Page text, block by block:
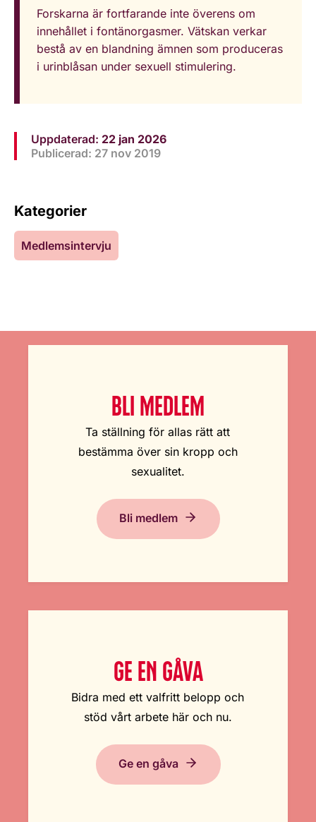
Forskarna är fortfarande inte överens om
innehållet i fontänorgasmer. Vätskan verkar
bestå av en blandning ämnen som produceras
i urinblåsan under sexuell stimulering.
Uppdaterad: 22 jan 2026
Publicerad: 27 nov 2019
Kategorier
Medlemsintervju
BLI MEDLEM
Ta ställning för allas rätt att
bestämma över sin kropp och
sexualitet.
Bli medlem
GE EN GÅVA
Bidra med ett valfritt belopp och
stöd vårt arbete här och nu.
Ge en gåva